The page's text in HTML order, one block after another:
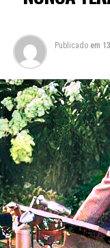
Publicado em